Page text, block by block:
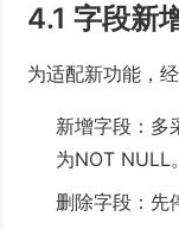
4.1 字段新
为适配新功能，
新增字段：多
为NOT NULL
删除字段：先